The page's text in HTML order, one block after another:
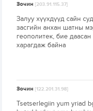
Зочин[203.91.115.37]
Залуу хүүхдүүд сайн
засгийн анхан шатны
геополитек, бие
харагдаж байна
Зочин[122.201.31.98]
Tsetserlegiin yum yriad